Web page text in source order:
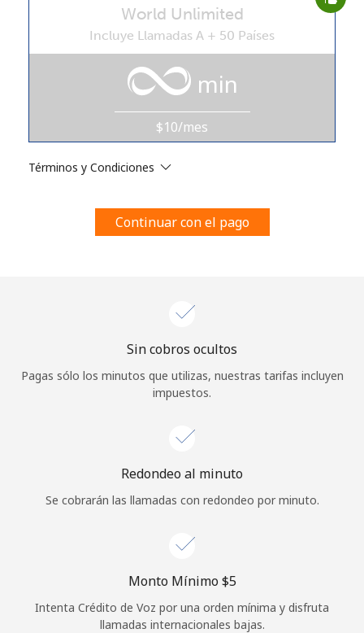
estosTérminos y condiciones.
Únete
¡Hola!
Inicia sesión oREGÍSTRATE →
¿Olvidaste tu contraseña? →
Continuar con
World Unlimited
Incluye Llamadas A + 50 Países
min
$10/mes
Términos y Condiciones
Continuar con el pago
Sin cobros ocultos
Pagas sólo los minutos que utilizas, nuestras tarifas incluyen
impuestos.
Redondeo al minuto
Se cobrarán las llamadas con redondeo por minuto.
Monto Mínimo ⁦$5⁩
Intenta Crédito de Voz por una orden mínima y disfruta
llamadas internacionales bajas.